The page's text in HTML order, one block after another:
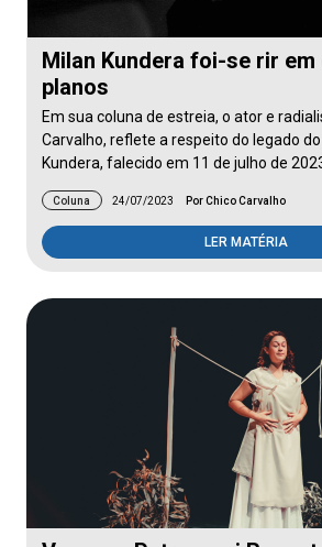
Milan Kundera foi-se rir
planos
Em sua coluna de estreia, o ator e
Carvalho, reflete a respeito do legado
Kundera, falecido em 11 de julho de
Coluna 24/07/2023 Por Chico Carvalho
LER MATÉRIA